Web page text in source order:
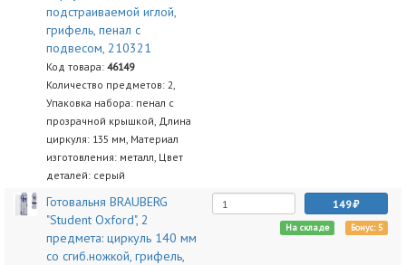
подстраиваемой иглой,
грифель, пенал с
подвесом, 210321
Код товара: 46149
Количество предметов: 2,
Упаковка набора: пенал с
прозрачной крышкой, Длина
циркуля: 135 мм, Материал
изготовления: металл, Цвет
деталей: серый
Готовальня BRAUBERG
"Student Oxford", 2
предмета: циркуль 140 мм
со сгиб.ножкой, грифель,
149
На складе Бонус: 5